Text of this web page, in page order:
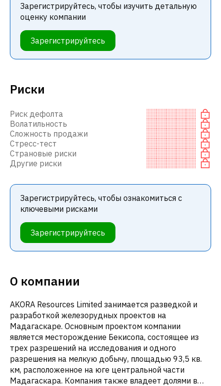
Риски
Риск дефолта
Волатильность
Сложность продажи
Стресс-тест
Страновые риски
Другие риски
Зарегистрируйтесь, чтобы ознакомиться с
ключевыми рисками
Зарегистрируйтесь
О компании
AKORA Resources Limited занимается разведкой и
разработкой железорудных проектов на
Мадагаскаре. Основным проектом компании
является месторождение Бекисопа, состоящее из
трех разрешений на исследования и одного
разрешения на мелкую добычу, площадью 93,5 кв.
км, расположенное на юге центральной части
Мадагаскара. Компания также владеет долями в
Зарегистрируйтесь, чтобы изучить детальную
оценку компании
Зарегистрируйтесь